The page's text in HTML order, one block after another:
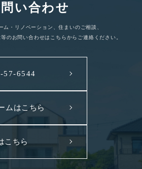
い合わせ
ム・リノベーション、住まいのご相談、
のお問い合わせはこちらからご連絡ください。
57-6544
ムはこちら
こちら